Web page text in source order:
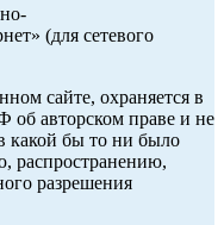
(для сетевого
сайте, охраняется в
об авторском праве и не
какой бы то ни было
распространению,
разрешения